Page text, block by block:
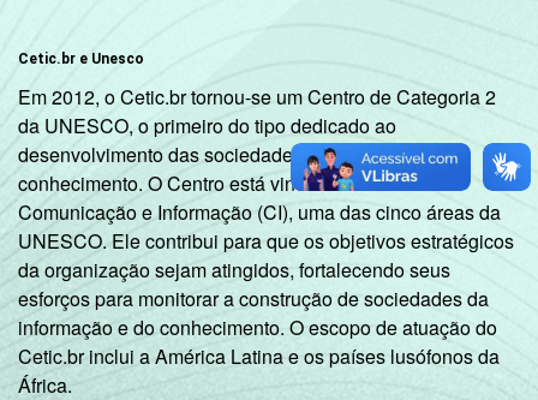
Cetic.br e Unesco
Em 2012, o Cetic.br tornou-se um Centro de Categoria 2
da UNESCO, o primeiro do tipo dedicado ao
desenvolvimento das sociedades da informação e do
conhecimento. O Centro está vinculado ao Setor de
Comunicação e Informação (CI), uma das cinco áreas da
UNESCO. Ele contribui para que os objetivos estratégicos
da organização sejam atingidos, fortalecendo seus
esforços para monitorar a construção de sociedades da
informação e do conhecimento. O escopo de atuação do
Cetic.br inclui a América Latina e os países lusófonos da
África.